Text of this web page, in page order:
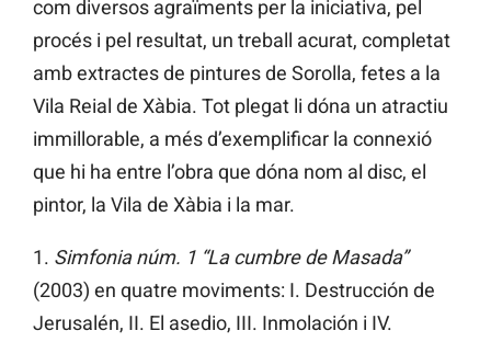
com diversos agraïments per la iniciativa, pel
procés i pel resultat, un treball acurat, completat
amb extractes de pintures de Sorolla, fetes a la
Vila Reial de Xàbia. Tot plegat li dóna un atractiu
immillorable, a més d’exemplificar la connexió
que hi ha entre l’obra que dóna nom al disc, el
pintor, la Vila de Xàbia i la mar.
1. Simfonia núm. 1 “La cumbre de Masada”
(2003) en quatre moviments: I. Destrucción de
Jerusalén, II. El asedio, III. Inmolación i IV.